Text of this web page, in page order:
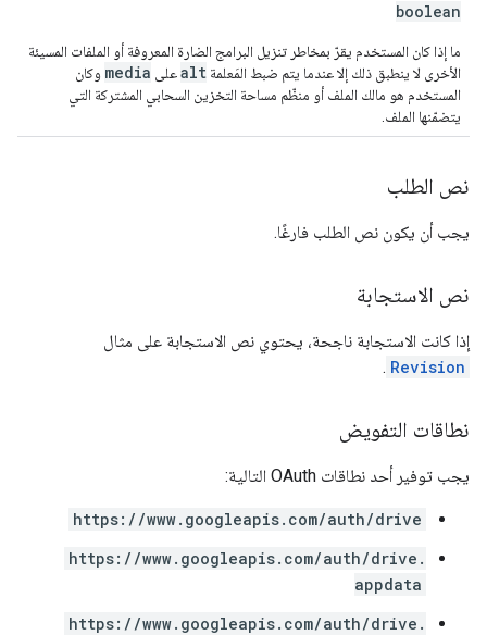
boolean
ما إذا كان المستخدم يقرّ بمخاطر تنزيل البرامج الضارة المعروفة أو الملفات المسيئة
الأخرى لا ينطبق ذلك إلا عندما يتم ضبط المَعلمة altعلى media وكان
المستخدم هو مالك الملف أو منظّم مساحة التخزين السحابي المشتركة التي
يتضمّنها الملف.
نص الطلب
يجب أن يكون نص الطلب فارغًا.
نص الاستجابة
إذا كانت الاستجابة ناجحة، يحتوي نص الاستجابة على مثال
Revision
.
نطاقات التفويض
يجب توفير أحد نطاقات OAuth التالية:
https://www.googleapis.com/auth/drive
https://www.googleapis.com/auth/drive.
appdata
https://www.googleapis.com/auth/drive.